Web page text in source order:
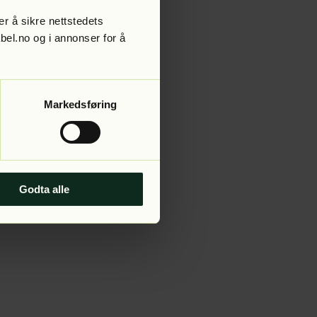
å sikre nettstedets
og i annonser for å
Markedsføring
Godta alle